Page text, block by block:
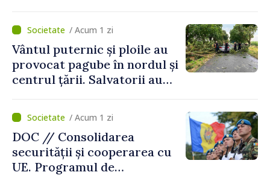
mecanisme care să-i
protejeze”/ Acum 1 zi
Vântul puternic și ploile au
provocat pagube în nordul și
centrul țării. Salvatorii au
/ Acum 1 zi
DOC // Consolidarea
securității și cooperarea cu
UE. Programul de